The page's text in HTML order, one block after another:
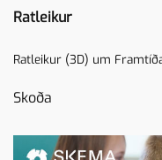
Ratleikur
Ratleikur (3D) um
Skoða